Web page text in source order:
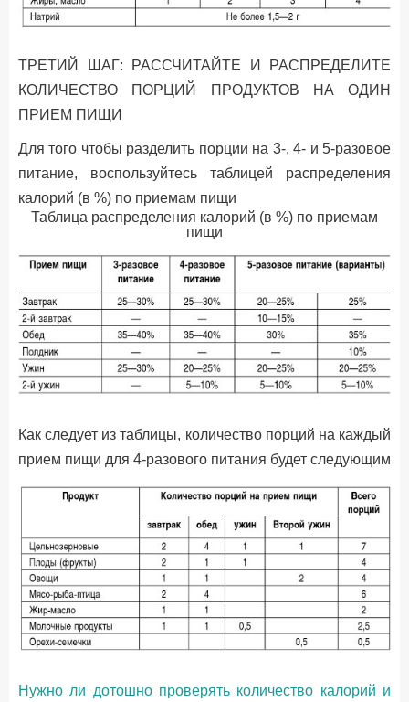
ТРЕТИЙ ШАГ: РАССЧИТАЙТЕ И РАСПРЕДЕЛИТЕ
КОЛИЧЕСТВО ПОРЦИЙ ПРОДУКТОВ НА ОДИН
ПРИЕМ ПИЩИ
Для того чтобы разделить порции на 3-, 4- и 5-разовое
питание, воспользуйтесь таблицей распределения
калорий (в %) по приемам пищи
Таблица распределения калорий (в %) по приемам
пищи
Как следует из таблицы, количество порций на каждый
прием пищи для 4-разового питания будет следующим
Нужно ли дотошно проверять количество калорий и